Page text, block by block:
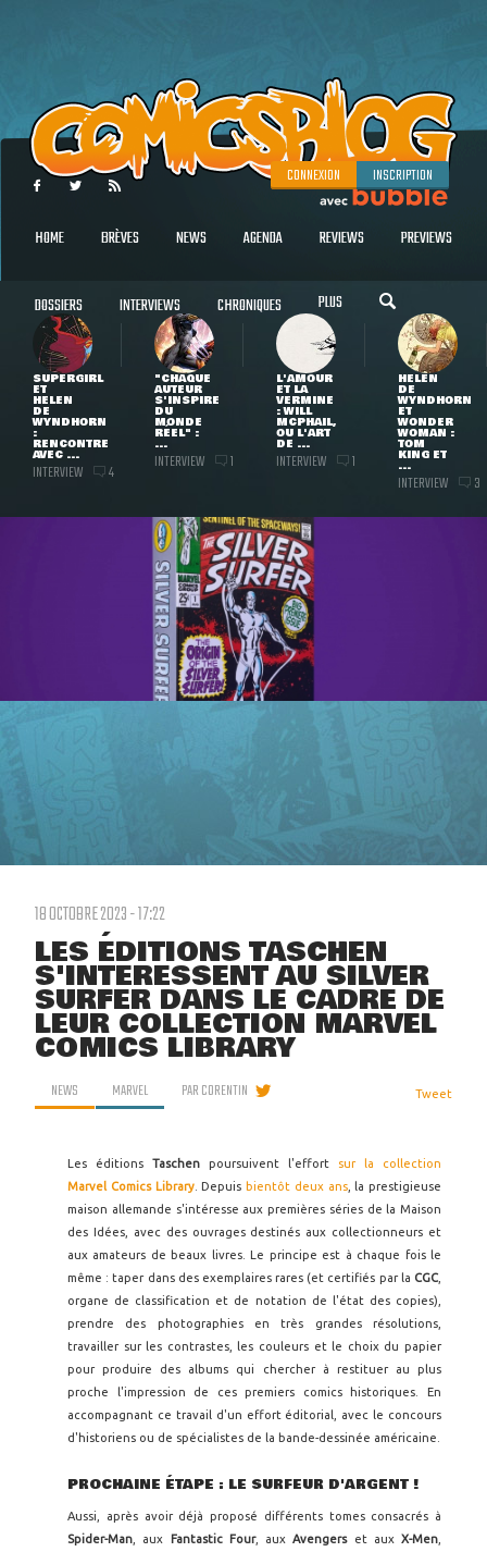
CONNEXION INSCRIPTION
HOME BRÈVES NEWS AGENDA REVIEWS PREVIEWS
DOSSIERS INTERVIEWS CHRONIQUES PLUS
SUPERGIRL
ET
HELEN
DE
WYNDHORN
:
RENCONTRE
AVEC ...
INTERVIEW 4
"CHAQUE
AUTEUR
S'INSPIRE
DU
MONDE
RÉEL" :
...
INTERVIEW 1
L'AMOUR
ET LA
VERMINE
: WILL
MCPHAIL,
OU L'ART
DE ...
INTERVIEW 1
HELEN
DE
WYNDHORN
ET
WONDER
WOMAN :
TOM
KING ET
...
INTERVIEW 3
18 OCTOBRE 2023 - 17:22
LES ÉDITIONS TASCHEN
S'INTÉRESSENT AU SILVER
SURFER DANS LE CADRE DE
LEUR COLLECTION MARVEL
COMICS LIBRARY
NEWS MARVEL PARCORENTIN Tweet
Les éditions Taschen poursuivent l'effort sur la collection
Marvel Comics Library. Depuis bientôt deux ans, la prestigieuse
maison allemande s'intéresse aux premières séries de la Maison
des Idées, avec des ouvrages destinés aux collectionneurs et
aux amateurs de beaux livres. Le principe est à chaque fois le
même : taper dans des exemplaires rares (et certifiés par la CGC
organe de classification et de notation de l'état des copies),
prendre des photographies en très grandes résolutions,
travailler sur les contrastes, les couleurs et le choix du papier
pour produire des albums qui chercher à restituer au plus
proche l'impression de ces premiers comics historiques. En
accompagnant ce travail d'un effort éditorial, avec le concours
d'historiens ou de spécialistes de la bande-dessinée américaine.
PROCHAINE ÉTAPE : LE SURFEUR D'ARGENT !
Aussi, après avoir déjà proposé différents tomes consacrés à
Spider-Man , aux Fantastic Four, auxAvengerset aux X-Men